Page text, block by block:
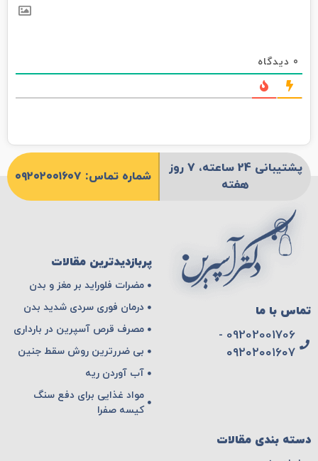
0 دیدگاه
پشتیبانی 24 ساعته، 7 روز
هفته
شماره تماس: ۰۹۲۰۲۰۰۱۶۰۷
تماس با ما
09202001706 -
۰۹۲۰۲۰۰۱۶۰۷
پربازدیدترین مقالات
مضرات فلوراید بر مغز و بدن
درمان فوری سردی شدید بدن
مصرف قرص آسپرین در بارداری
بی ضررترین روش سقط جنین
آب آوردن ریه
مواد غذایی برای دفع سنگ
کیسه صفرا
دسته بندی مقالات